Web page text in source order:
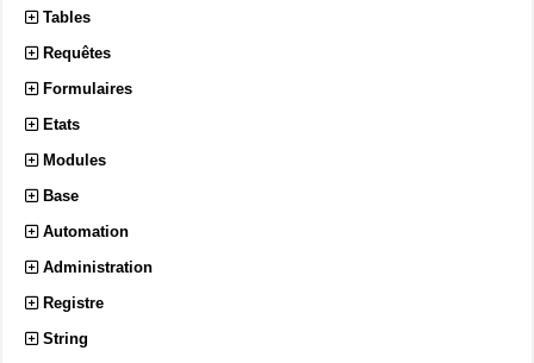
Tables
Requêtes
Formulaires
Etats
Modules
Base
Automation
Administration
Registre
String